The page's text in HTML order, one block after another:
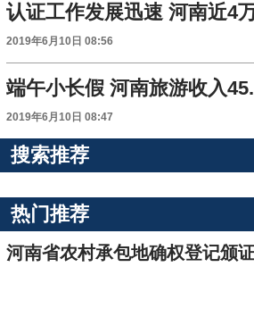
2019年6月10日 08:56
端午小长假 河南旅游收入
2019年6月10日 08:47
搜索推荐
热门推荐
河南省农村承包地确权登记颁